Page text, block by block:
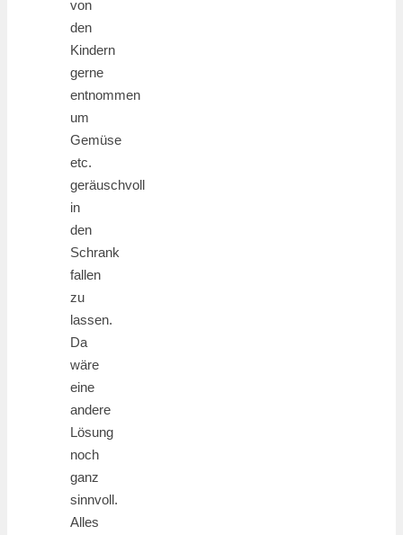
von
den
Kindern
gerne
entnommen
um
Gemüse
etc.
geräuschvoll
in
den
Schrank
fallen
zu
lassen.
Da
wäre
eine
andere
Lösung
noch
ganz
sinnvoll.
Alles